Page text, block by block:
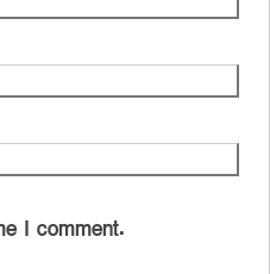
I comment.